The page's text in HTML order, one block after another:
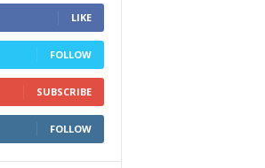
LIKE
FOLLOW
SUBSCRIBE
FOLLOW